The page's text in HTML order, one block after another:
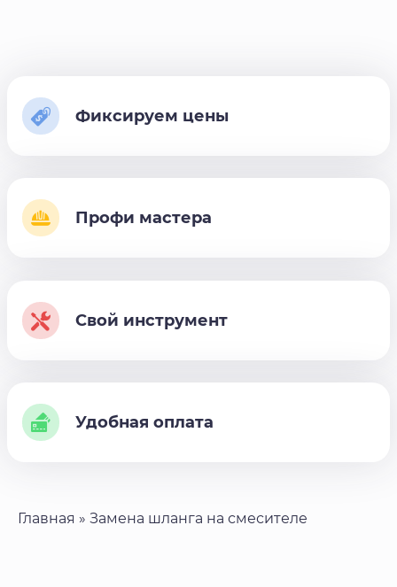
Фиксируем цены
Профи мастера
Свой инструмент
Удобная оплата
Главная » Замена шланга на смесителе